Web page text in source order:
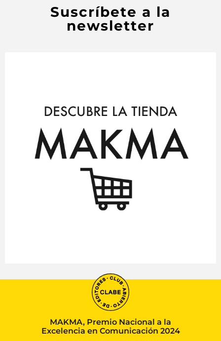
Suscríbete a la
newsletter
MAKMA, Premio Nacional a la
Excelencia en Comunicación 2024